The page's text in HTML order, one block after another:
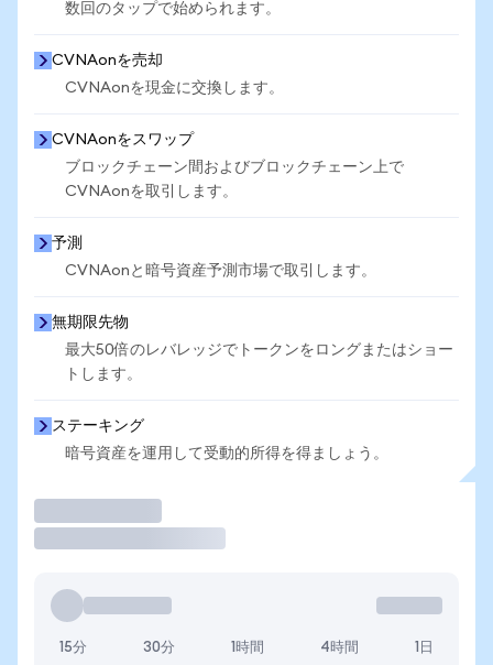
数回のタップで始められます。
CVNAonを売却
CVNAonを現金に交換します。
CVNAonをスワップ
ブロックチェーン間およびブロックチェーン上で
CVNAonを取引します。
予測
CVNAonと暗号資産予測市場で取引します。
無期限先物
最大50倍のレバレッジでトークンをロングまたはショー
トします。
ステーキング
暗号資産を運用して受動的所得を得ましょう。
15分 30分 1時間 4時間 1日